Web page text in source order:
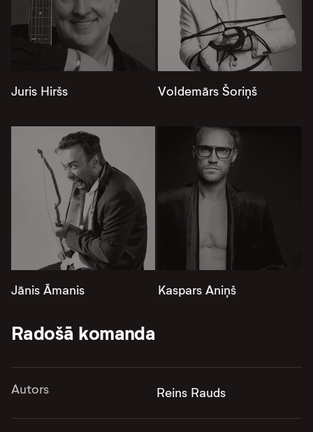
Juris Hiršs Voldemārs Šoriņš
Jānis Āmanis Kaspars Aniņš
Radošā komanda
Autors Reins Rauds